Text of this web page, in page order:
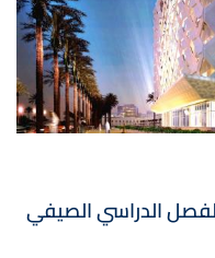
الدراسي الصيفي